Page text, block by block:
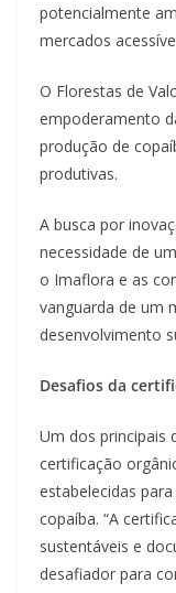
potencialmente
mercados
O Florestas de
empoderamento
produção de
produtivas.
A busca por
necessidade de
o Imaflora e as
vanguarda de um
desenvolvimento
Desafios da
Um dos principais
certificação
estabelecidas
copaíba. “A
sustentáveis e
desafiador para